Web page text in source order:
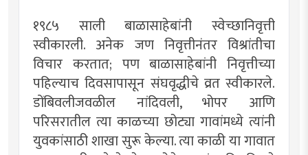
१९८५ साली बाळासाहेबांनी स्वेच्छानिवृत्ती
स्वीकारली. अनेक जण निवृत्तीनंतर विश्रांतीचा
विचार करतात; पण बाळासाहेबांनी निवृत्तीच्या
पहिल्याच दिवसापासून संघवृद्धीचे व्रत स्वीकारले.
डोंबिवलीजवळील नांदिवली, भोपर आणि
परिसरातील त्या काळच्या छोट्या गावांमध्ये त्यांनी
युवकांसाठी शाखा सुरू केल्या. त्या काळी या गावात